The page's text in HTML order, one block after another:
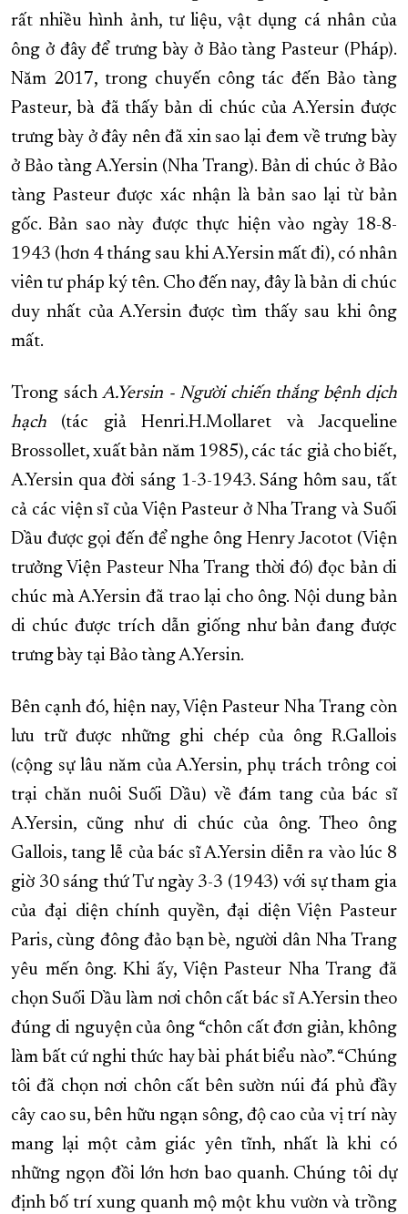
rất nhiều hình ảnh, tư liệu, vật dụng cá nhân của
ông ở đây để trưng bày ở Bảo tàng Pasteur (Pháp).
Năm 2017, trong chuyến công tác đến Bảo tàng
Pasteur, bà đã thấy bản di chúc của A.Yersin được
trưng bày ở đây nên đã xin sao lại đem về trưng bày
ở Bảo tàng A.Yersin (Nha Trang). Bản di chúc ở Bảo
tàng Pasteur được xác nhận là bản sao lại từ bản
gốc. Bản sao này được thực hiện vào ngày 18-8-
1943 (hơn 4 tháng sau khi A.Yersin mất đi), có nhân
viên tư pháp ký tên. Cho đến nay, đây là bản di chúc
duy nhất của A.Yersin được tìm thấy sau khi ông
mất.
Trong sách A.Yersin - Người chiến thắng bệnh dịch
hạch (tác giả Henri.H.Mollaret và Jacqueline
Brossollet, xuất bản năm 1985), các tác giả cho biết,
A.Yersin qua đời sáng 1-3-1943. Sáng hôm sau, tất
cả các viện sĩ của Viện Pasteur ở Nha Trang và Suối
Dầu được gọi đến để nghe ông Henry Jacotot (Viện
trưởng Viện Pasteur Nha Trang thời đó) đọc bản di
chúc mà A.Yersin đã trao lại cho ông. Nội dung bản
di chúc được trích dẫn giống như bản đang được
trưng bày tại Bảo tàng A.Yersin.
Bên cạnh đó, hiện nay, Viện Pasteur Nha Trang còn
lưu trữ được những ghi chép của ông R.Gallois
(cộng sự lâu năm của A.Yersin, phụ trách trông coi
trại chăn nuôi Suối Dầu) về đám tang của bác sĩ
A.Yersin, cũng như di chúc của ông. Theo ông
Gallois, tang lễ của bác sĩ A.Yersin diễn ra vào lúc 8
giờ 30 sáng thứ Tư ngày 3-3 (1943) với sự tham gia
của đại diện chính quyền, đại diện Viện Pasteur
Paris, cùng đông đảo bạn bè, người dân Nha Trang
yêu mến ông. Khi ấy, Viện Pasteur Nha Trang đã
chọn Suối Dầu làm nơi chôn cất bác sĩ A.Yersin theo
đúng di nguyện của ông “chôn cất đơn giản, không
làm bất cứ nghi thức hay bài phát biểu nào”. “Chúng
tôi đã chọn nơi chôn cất bên sườn núi đá phủ đầy
cây cao su, bên hữu ngạn sông, độ cao của vị trí này
mang lại một cảm giác yên tĩnh, nhất là khi có
những ngọn đồi lớn hơn bao quanh. Chúng tôi dự
định bố trí xung quanh mộ một khu vườn và trồng